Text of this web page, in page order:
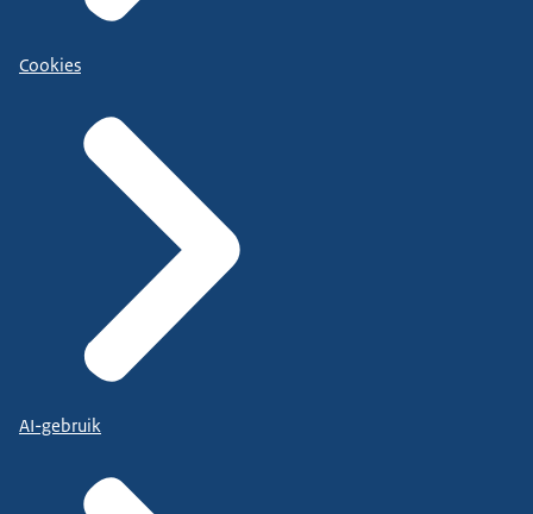
Cookies
AI-gebruik